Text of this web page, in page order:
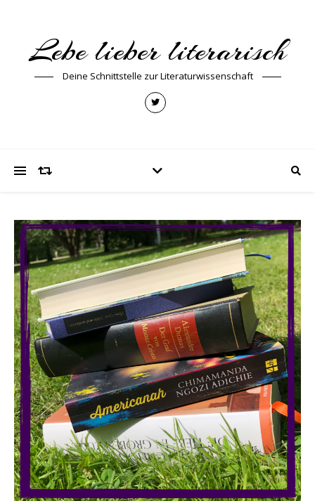
Lebe lieber literarisch
Deine Schnittstelle zur Literaturwissenschaft